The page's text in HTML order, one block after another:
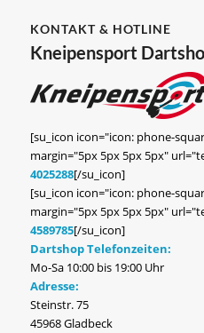
KONTAKT & HOTLINE
Kneipensport
[su_icon icon="icon: phone-
margin="5px 5px 5px 5px"
4025288[/su_icon]
[su_icon icon="icon: phone-
margin="5px 5px 5px 5px"
4589785[/su_icon]
Dartshop Telefonzeiten:
Mo-Sa 10:00 bis 19:00 Uhr
Adresse:
Steinstr. 75
45968 Gladbeck